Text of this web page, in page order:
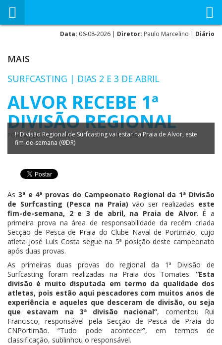
Data: 06-08-2026 | Diretor: Paulo Marcelino | Diário
MAIS
SURFCASTING | DIAS 2 E 3 DE ABRIL
ALVOR RECEBE 1ª
DIVISÃO REGIONAL
PORPAULO MARCELINO EM1 ABRIL, 2016 - 09:40
!ª Divisão Regional de Surfcasting vai estar na Praia de Alvor, este
fim-de-semana (®DR)
As 3ª e 4ª provas do Campeonato Regional da 1ª Divisão
de Surfcasting (Pesca na Praia) vão ser realizadas este
fim-de-semana, 2 e 3 de abril, na Praia de Alvor. É a
primeira prova na área de responsabilidade da recém criada
Secção de Pesca de Praia do Clube Naval de Portimão, cujo
atleta José Luís Costa segue na 5ª posição deste campeonato
após duas provas.
As primeiras duas provas do regional da 1ª Divisão de
Surfcasting foram realizadas na Praia dos Tomates. “Esta
divisão é muito disputada em termo da qualidade dos
atletas, pois estão aqui pescadores com muitos anos de
experiência e aqueles que desceram de divisão, ou seja
que estavam na 3ª divisão nacional”, comentou Rui
Francisco, responsável pela Secção de Pesca de Praia do
CNPortimão. “Tudo pode acontecer”, em termos de
classificação, sublinhou o responsável.